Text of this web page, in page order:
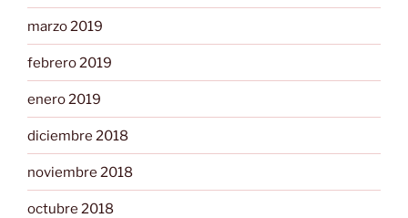
marzo 2019
febrero 2019
enero 2019
diciembre 2018
noviembre 2018
octubre 2018